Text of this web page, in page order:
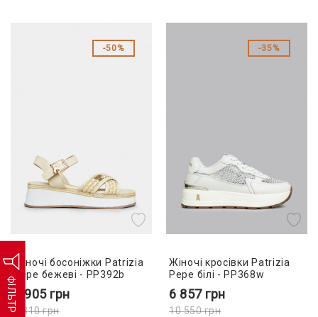
ФІЛЬТР
50%
Жіночі босоніжки Patrizia
Pepe бежеві - PP392b
4 905 грн
9 810грн
35%
Жіночі кросівки Patrizia
Pepe білі - PP368w
6 857 грн
10 550грн